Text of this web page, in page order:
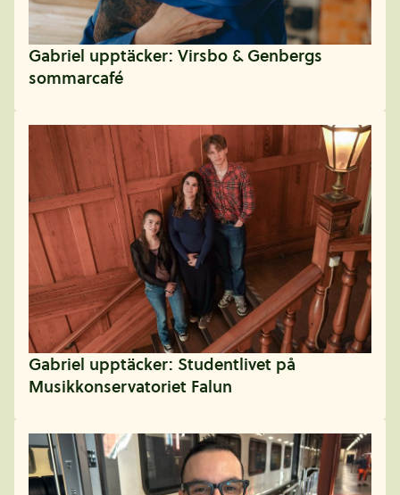
Gabriel upptäcker: Virsbo & Genbergs
sommarcafé
Gabriel upptäcker: Studentlivet på
Musikkonservatoriet Falun